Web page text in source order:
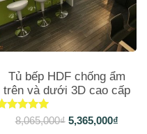
Tủ bếp HDF chống ẩm
trên và dưới 3D cao cấp
Được xếp
hạng
8,065,000₫ 5,365,000₫